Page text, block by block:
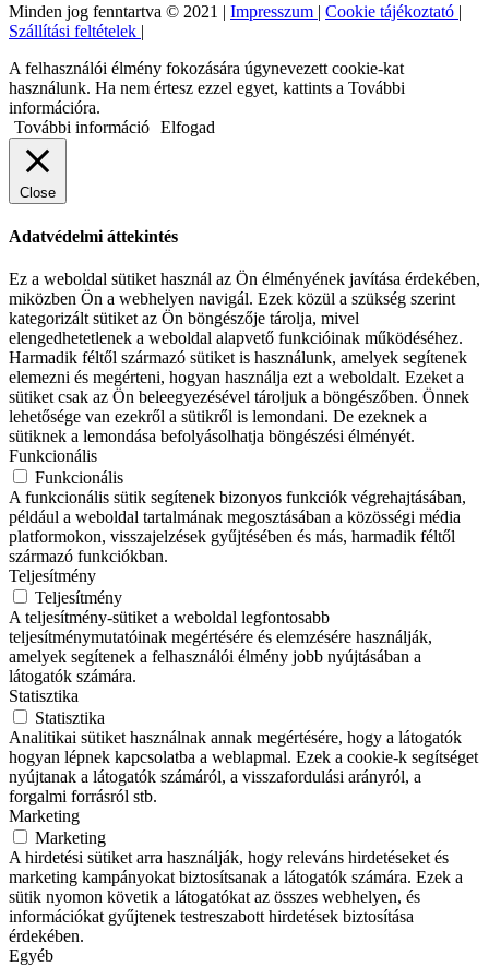
Minden jog fenntartva © 2021 | Impresszum | Cookie tájékoztató |
Szállítási feltételek |
A felhasználói élmény fokozására úgynevezett cookie-kat
használunk. Ha nem értesz ezzel egyet, kattints a További
információra.
További információ Elfogad
Close
Adatvédelmi áttekintés
Ez a weboldal sütiket használ az Ön élményének javítása érdekében,
miközben Ön a webhelyen navigál. Ezek közül a szükség szerint
kategorizált sütiket az Ön böngészője tárolja, mivel
elengedhetetlenek a weboldal alapvető funkcióinak működéséhez.
Harmadik féltől származó sütiket is használunk, amelyek segítenek
elemezni és megérteni, hogyan használja ezt a weboldalt. Ezeket a
sütiket csak az Ön beleegyezésével tároljuk a böngészőben. Önnek
lehetősége van ezekről a sütikről is lemondani. De ezeknek a
sütiknek a lemondása befolyásolhatja böngészési élményét.
Funkcionális
Funkcionális
A funkcionális sütik segítenek bizonyos funkciók végrehajtásában,
például a weboldal tartalmának megosztásában a közösségi média
platformokon, visszajelzések gyűjtésében és más, harmadik féltől
származó funkciókban.
Teljesítmény
Teljesítmény
A teljesítmény-sütiket a weboldal legfontosabb
teljesítménymutatóinak megértésére és elemzésére használják,
amelyek segítenek a felhasználói élmény jobb nyújtásában a
látogatók számára.
Statisztika
Statisztika
Analitikai sütiket használnak annak megértésére, hogy a látogatók
hogyan lépnek kapcsolatba a weblapmal. Ezek a cookie-k segítséget
nyújtanak a látogatók számáról, a visszafordulási arányról, a
forgalmi forrásról stb.
Marketing
Marketing
A hirdetési sütiket arra használják, hogy releváns hirdetéseket és
marketing kampányokat biztosítsanak a látogatók számára. Ezek a
sütik nyomon követik a látogatókat az összes webhelyen, és
információkat gyűjtenek testreszabott hirdetések biztosítása
érdekében.
Egyéb